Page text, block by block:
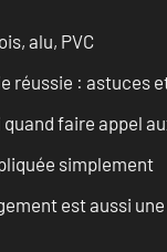
alu, PVC
réussie : astuces
faire appel
simplement
est aussi